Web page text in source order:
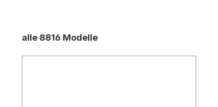
Produktgalerie überspringen
alle 8816 Modelle